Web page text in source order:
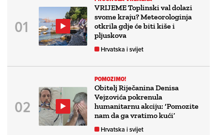
VRIJEME Toplinski val dolazi
svome kraju? Meteorologinja
otkrila gdje će biti kiše i
pljuskova
Hrvatska i svijet
POMOZIMO!
Obitelj Riječanina Denisa
Vejzovića pokrenula
humanitarnu akciju: ‘Pomozite
nam da ga vratimo kući’
Hrvatska i svijet